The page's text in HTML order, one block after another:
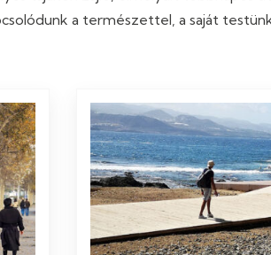
a természettel, a saját